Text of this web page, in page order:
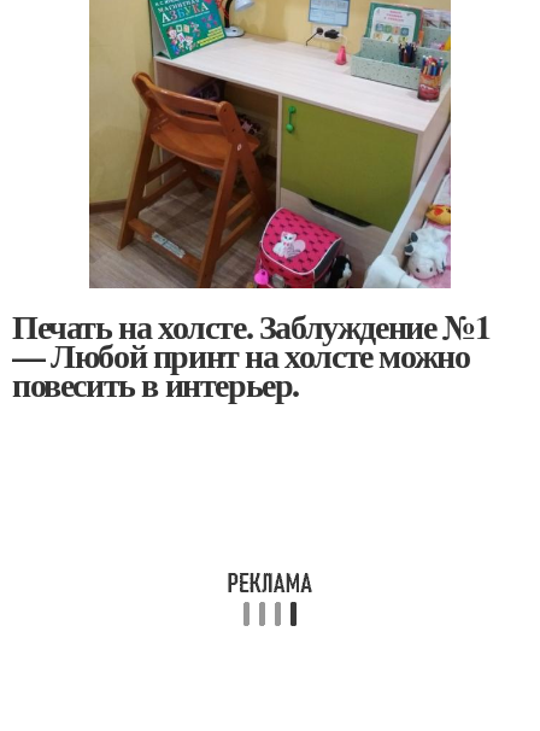
Печать на холсте. Заблуждение №1
— Любой принт на холсте можно
повесить в интерьер.